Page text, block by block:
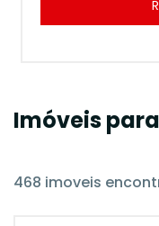
Imóveis
468 imoveis